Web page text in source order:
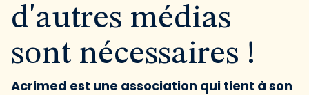
d'autres médias
sont nécessaires !
Acrimed est une association qui tient à son